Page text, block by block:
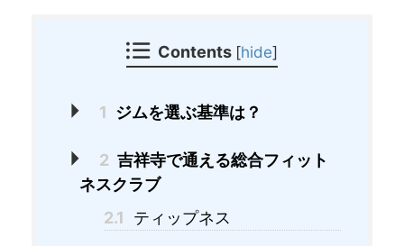
Contents [hide]
1 ジムを選ぶ基準は？
2 吉祥寺で通える総合フィット
ネスクラブ
2.1
ティップネス